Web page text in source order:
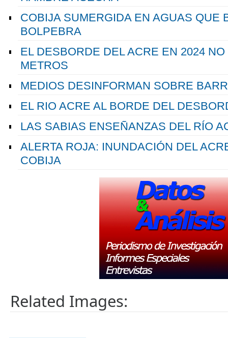
COBIJA SUMERGIDA EN AGUAS QUE
BOLPEBRA
EL DESBORDE DEL ACRE EN 2024
METROS
MEDIOS DESINFORMAN SOBRE
EL RIO ACRE AL BORDE DEL
LAS SABIAS ENSEÑANZAS DEL RÍO
ALERTA ROJA: INUNDACIÓN DEL
COBIJA
Related Images: